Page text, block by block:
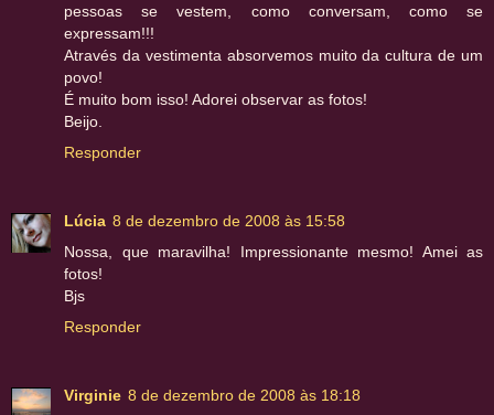
pessoas se vestem, como conversam, como se
expressam!!!
Através da vestimenta absorvemos muito da cultura de um
povo!
É muito bom isso! Adorei observar as fotos!
Beijo.
Responder
Lúcia 8 de dezembro de 2008 às 15:58
Nossa, que maravilha! Impressionante mesmo! Amei as
fotos!
Bjs
Responder
Virginie 8 de dezembro de 2008 às 18:18